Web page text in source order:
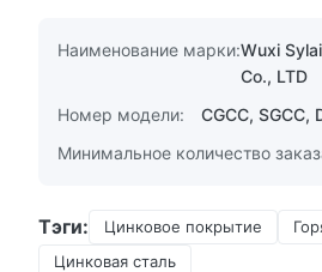
Наименование марки:Wuxi
Co., LTD
Номер модели:
CGCC, SGCC,
Минимальное количество
Тэги: Цинковое покрытие
Цинковая сталь